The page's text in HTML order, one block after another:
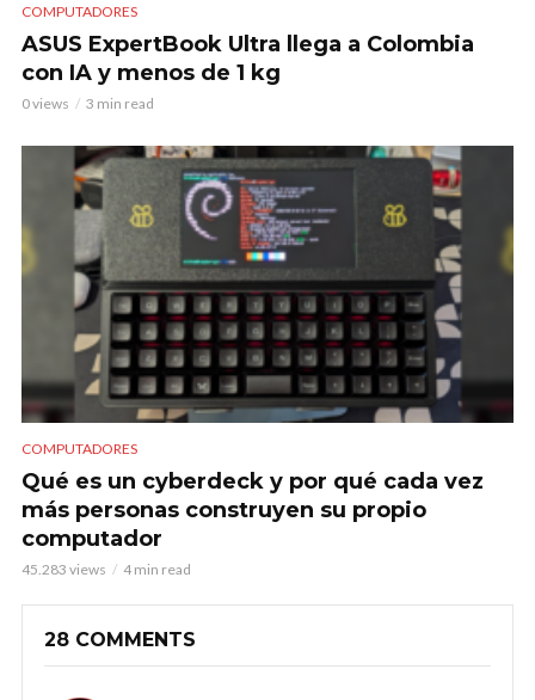
COMPUTADORES
ASUS ExpertBook Ultra llega a Colombia
con IA y menos de 1 kg
0 views 3 min read
COMPUTADORES
Qué es un cyberdeck y por qué cada vez
más personas construyen su propio
computador
45.283 views 4 min read
28 COMMENTS